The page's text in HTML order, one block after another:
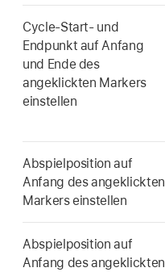
Cycle-Start- und
Endpunkt auf Anfang
und Ende des
angeklickten Markers
einstellen
Abspielposition auf
Anfang des angeklickten
Markers einstellen
Abspielposition auf
Anfang des angeklickten